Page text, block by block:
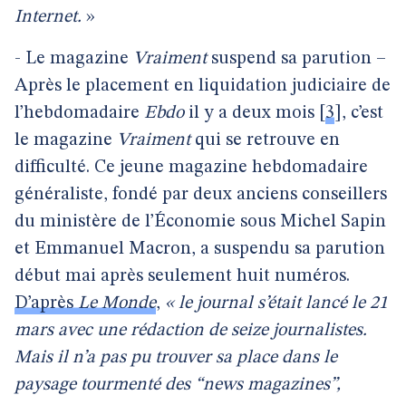
Internet. »
- Le magazine Vraimentsuspend sa parution –
Après le placement en liquidation judiciaire de
l’hebdomadaire Ebdoil y a deux mois 3 , c’est
le magazine Vraimentqui se retrouve en
difficulté. Ce jeune magazine hebdomadaire
généraliste, fondé par deux anciens conseillers
du ministère de l’Économie sous Michel Sapin
et Emmanuel Macron, a suspendu sa parution
début mai après seulement huit numéros.
D’aprèsLe Monde, « le journal s’était lancé le 21
mars avec une rédaction de seize journalistes.
Mais il n’a pas pu trouver sa place dans le
paysage tourmenté des “news magazines”,